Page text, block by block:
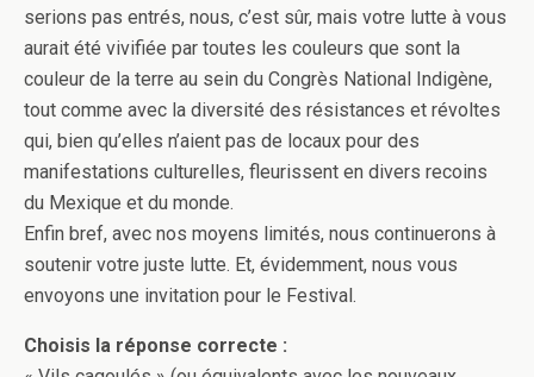
serions pas entrés, nous, c’est sûr, mais votre lutte à vous
aurait été vivifiée par toutes les couleurs que sont la
couleur de la terre au sein du Congrès National Indigène,
tout comme avec la diversité des résistances et révoltes
qui, bien qu’elles n’aient pas de locaux pour des
manifestations culturelles, fleurissent en divers recoins
du Mexique et du monde.
Enfin bref, avec nos moyens limités, nous continuerons à
soutenir votre juste lutte. Et, évidemment, nous vous
envoyons une invitation pour le Festival.
Choisis la réponse correcte :